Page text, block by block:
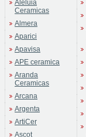
Aleluia
Ceramicas
Almera
Aparici
Apavisa
APE ceramica
Aranda
Ceramicas
Arcana
Argenta
ArtiCer
Ascot